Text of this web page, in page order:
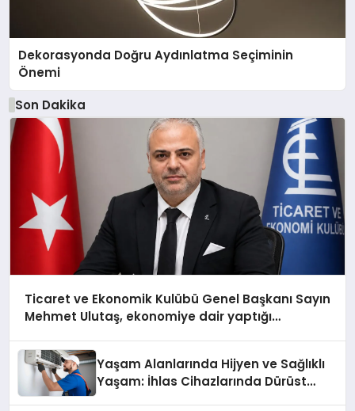
Dekorasyonda Doğru Aydınlatma Seçiminin
Önemi
Son Dakika
Ticaret ve Ekonomik Kulübü Genel Başkanı Sayın
Mehmet Ulutaş, ekonomiye dair yaptığı
Yaşam Alanlarında Hijyen ve Sağlıklı
Yaşam: İhlas Cihazlarında Dürüst